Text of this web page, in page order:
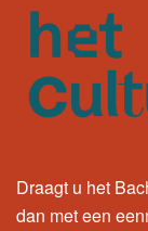
Draagt u het
dan met een